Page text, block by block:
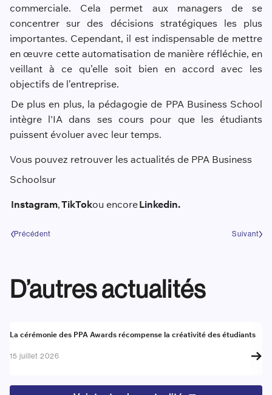
commerciale. Cela permet aux managers de se
concentrer sur des décisions stratégiques les plus
importantes. Cependant, il est indispensable de mettre
en œuvre cette automatisation de manière réfléchie, en
veillant à ce qu’elle soit bien en accord avec les
objectifs de l’entreprise.
De plus en plus, la pédagogie de PPA Business School
intègre l'IA dans ses cours pour que les étudiants
puissent évoluer avec leur temps.
Vous pouvez retrouver les actualités de PPA Business
Schoolsur
Instagram,TikTokou encoreLinkedin.
Précédent Suivant
D’autres actualités
Actualité
La cérémonie des PPA Awards récompense la créativité des étudiants
15 juillet 2026